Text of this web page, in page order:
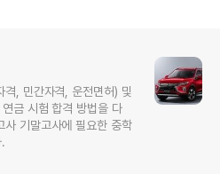
격, 민간자격, 운전면허) 및
금 시험 합격 방법을 다
사 기말고사에 필요한 중학